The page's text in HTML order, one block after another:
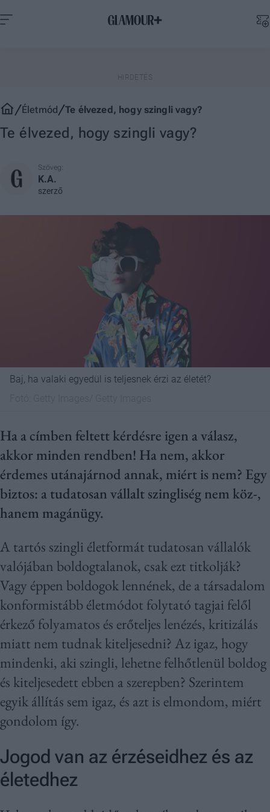
Életmód Te élvezed, hogy szingli vagy?
Te élvezed, hogy szingli vagy?
Szöveg:
K.A.
szerző
Baj, ha valaki egyedül is teljesnek érzi az életét?
Ha a címben feltett kérdésre igen a válasz,
akkor minden rendben! Ha nem, akkor
érdemes utánajárnod annak, miért is nem? Egy
biztos: a tudatosan vállalt szingliség nem köz-,
hanem magánügy.
A tartós szingli életformát tudatosan vállalók
valójában boldogtalanok, csak ezt titkolják?
Vagy éppen boldogok lennének, de a társadalom
konformistább életmódot folytató tagjai felől
érkező folyamatos és erőteljes lenézés, kritizálás
miatt nem tudnak kiteljesedni? Az igaz, hogy
mindenki, aki szingli, lehetne felhőtlenül boldog
és kiteljesedett ebben a szerepben? Szerintem
egyik állítás sem igaz, és azt is elmondom, miért
gondolom így.
Jogod van az érzéseidhez és az
életedhez